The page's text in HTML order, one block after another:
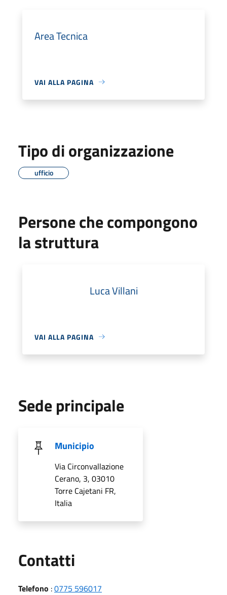
Area Tecnica
VAI ALLA PAGINA
Tipo di organizzazione
ufficio
Persone che compongono
la struttura
Luca Villani
VAI ALLA PAGINA
Sede principale
Municipio
Via Circonvallazione
Cerano, 3, 03010
Torre Cajetani FR,
Italia
Contatti
Telefono :0775 596017